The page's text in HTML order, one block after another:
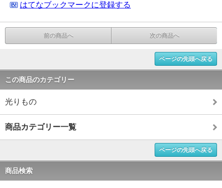
はてなブックマークに登録する
前の商品へ 次の商品へ
ページの先頭へ戻る
この商品のカテゴリー
光りもの
商品カテゴリー一覧
ページの先頭へ戻る
商品検索